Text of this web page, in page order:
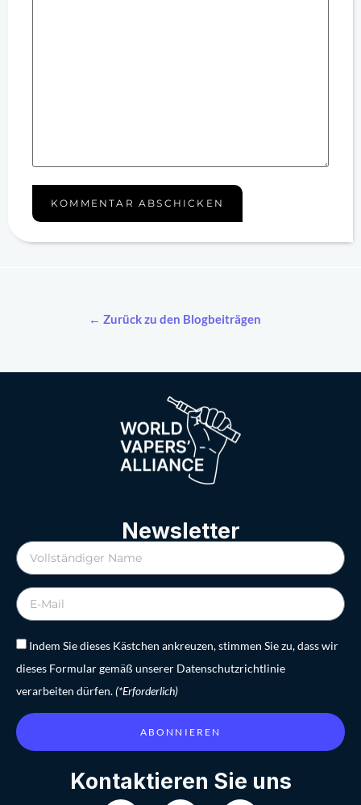
← Zurück zu den Blogbeiträgen
Newsletter
Indem Sie dieses Kästchen ankreuzen, stimmen Sie zu, dass wir
dieses Formular gemäß unserer Datenschutzrichtlinie
verarbeiten dürfen.(*Erforderlich)
ABONNIEREN
Kontaktieren Sie uns